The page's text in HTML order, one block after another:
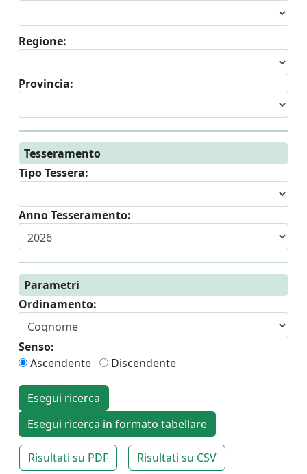
Regione:
Provincia:
Tesseramento
Tipo Tessera:
Anno Tesseramento:
Parametri
Ordinamento:
Senso:
Ascendente
Discendente
Esegui ricerca
Esegui ricerca in formato tabellare
Risultati su PDF Risultati su CSV